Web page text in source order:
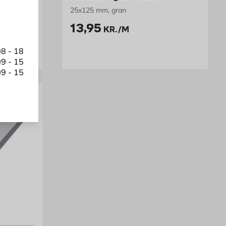
- 18
- 15
- 15
25x125 mm, gran
Pris 13.95 kr. /m
13,95 KR./M